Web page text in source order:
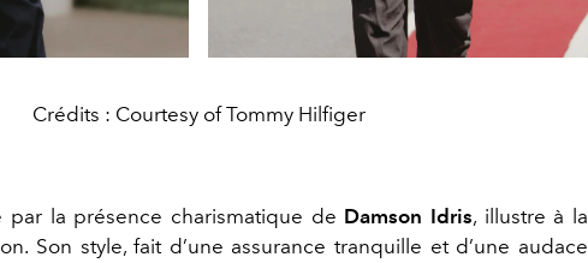
Crédits : Courtesy of Tommy Hilfiger
par la présence charismatique de Damson Idris, illustre à la
Son style, fait d’une assurance tranquille et d’une audace